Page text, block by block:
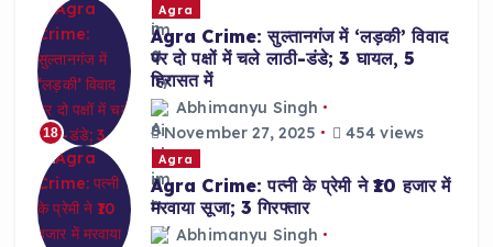
18
Agra
Agra Crime: सुल्तानगंज में ‘लड़की’ विवाद
पर दो पक्षों में चले लाठी-डंडे; 3 घायल, 5
हिरासत में
Abhimanyu Singh
November 27, 2025
454 views
Agra
Agra Crime: पत्नी के प्रेमी ने ₹10 हजार में
मरवाया सूजा; 3 गिरफ्तार
Abhimanyu Singh